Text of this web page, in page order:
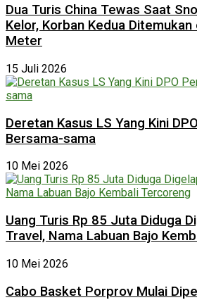
Dua Turis China Tewas Saat
Kelor, Korban Kedua
Meter
15 Juli 2026
Deretan Kasus LS Yang Kini
Bersama-sama
10 Mei 2026
Uang Turis Rp 85 Juta Diduga
Travel, Nama Labuan Bajo
10 Mei 2026
Cabo Basket Porprov Mulai